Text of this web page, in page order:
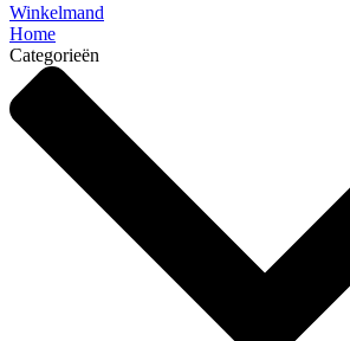
Winkelmand
Home
Categorieën